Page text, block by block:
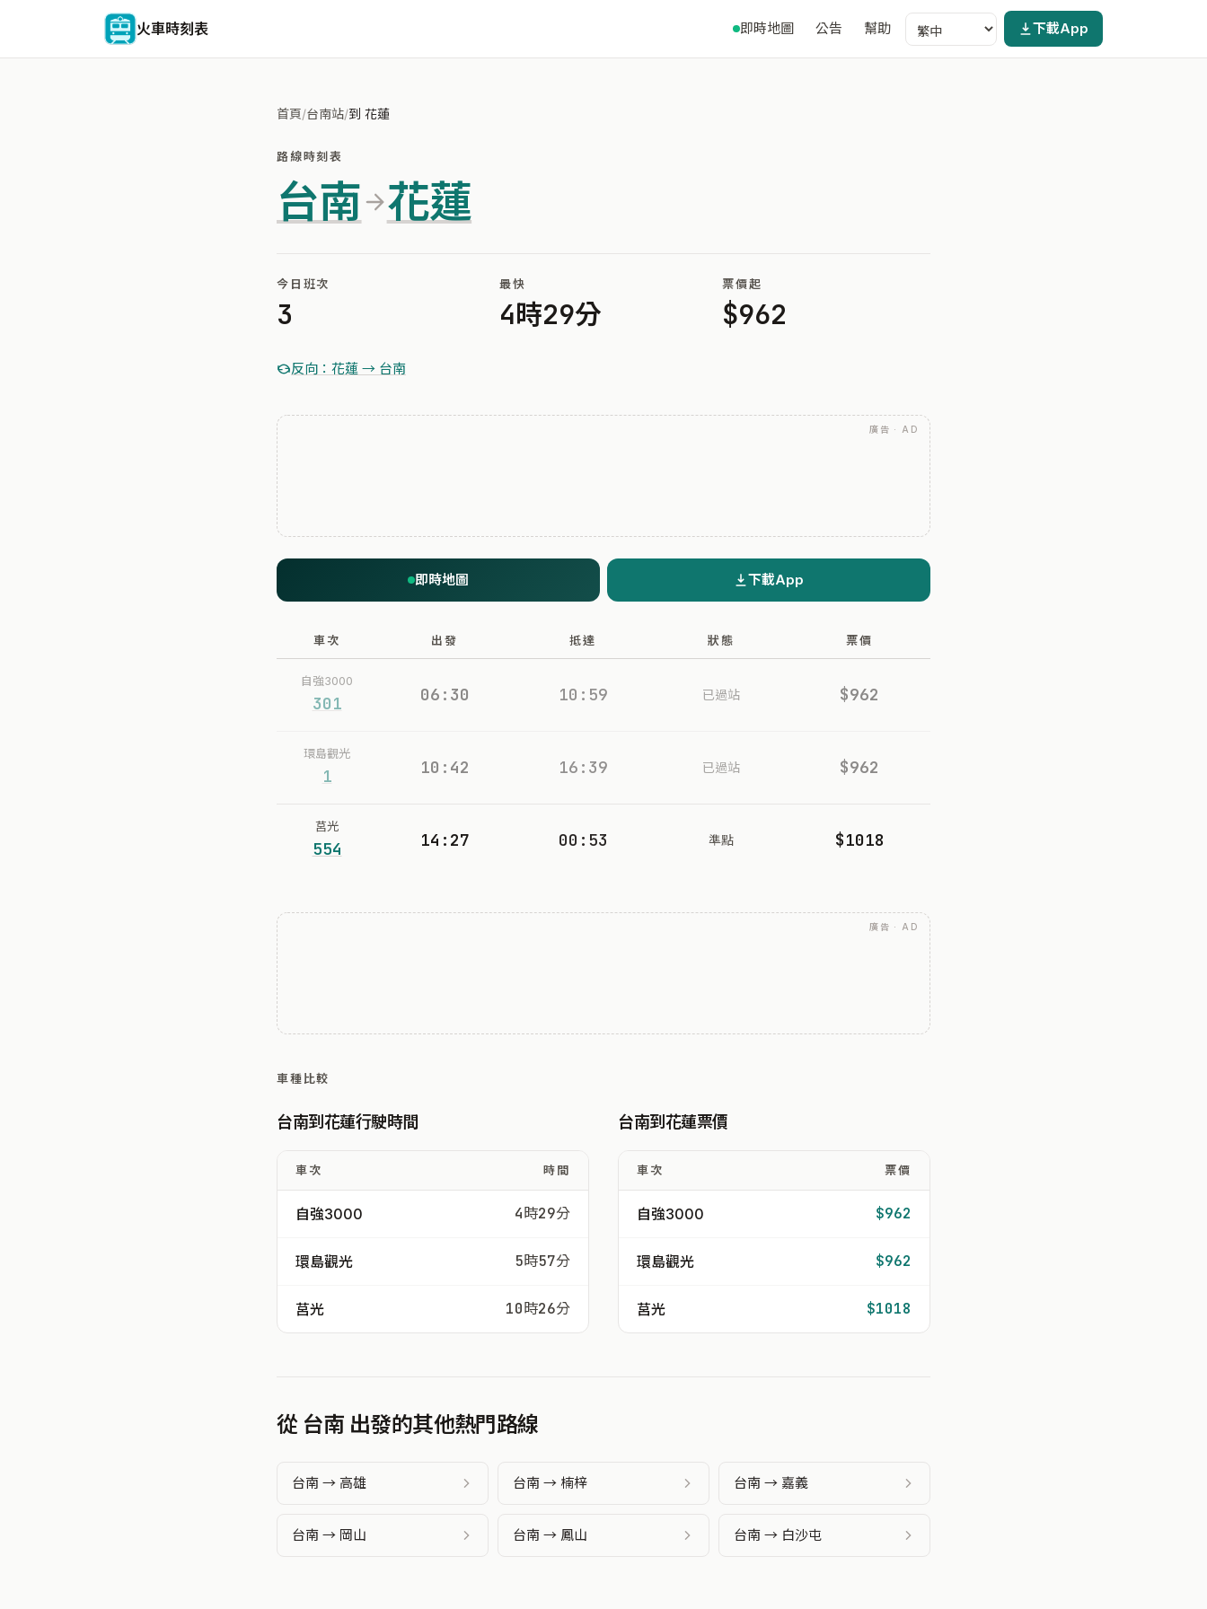
火車時刻表 即時地圖 公告 幫助 下載App
首頁/台南站/到 花蓮
路線時刻表
台南 花蓮
今日班次
3
最快
4時29分
票價起
$962
反向：花蓮 → 台南
廣告 · AD
即時地圖 下載App
車次 出發 抵達 狀態 票價
自強3000
301 06:30 10:59 已過站 $962
環島觀光
1 10:42 16:39 已過站 $962
莒光
554 14:27 00:53 準點 $1018
廣告 · AD
車種比較
台南到花蓮行駛時間
車次 時間
自強3000 4時29分
環島觀光 5時57分
莒光 10時26分
台南到花蓮票價
車次 票價
自強3000 $962
環島觀光 $962
莒光 $1018
從 台南 出發的其他熱門路線
台南 → 高雄 台南 → 楠梓 台南 → 嘉義
台南 → 岡山 台南 → 鳳山 台南 → 白沙屯